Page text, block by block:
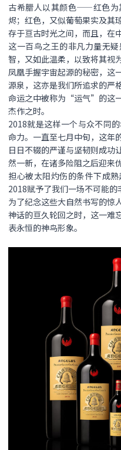
古希腊人以其颜色——红色为
烬；红色，又似葡萄果实及其
存于亘古时光之间，而且，在
这一百鸟之王的非凡力量无
智，又如此温柔，以致将其视
凤凰手握宇宙起源的秘密，这
源泉，这亦是我们所追求的严
命运之中被称为“运气”的这
杰作之时。
2018就是这样一个与众不同
命力。一直至七月中旬，这年
日日不辍的严谨与坚韧则成功
然一新，在诸多险阻之后迎来
担心被太阳灼伤的条件下成
2018赋予了我们一场不可能的
为了纪念这些大自然书写的惊
神话的亘久轮回之时，这一难
表永恒的神鸟形象。